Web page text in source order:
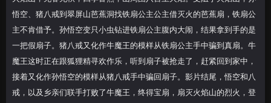
悟空、猪八戒到翠屏山芭蕉洞找铁扇公主公主借灭火的芭蕉扇，铁扇公
主不肯借予。孙悟空变只小虫钻进铁扇公主腹内大闹，结果拿到手的是
一把假扇子。猪八戒又化作牛魔王的模样从铁扇公主手中骗到真扇。牛
魔王这时正在跟狐狸精寻欢作乐，听到扇子被抢走了，赶紧回到家中，
接着又化作孙悟空的模样从猪八戒手中骗回扇子。影片结尾，悟空和八
戒，以及乡亲们联手打败了牛魔王，终得宝扇，扇灭火焰山的烈火，登